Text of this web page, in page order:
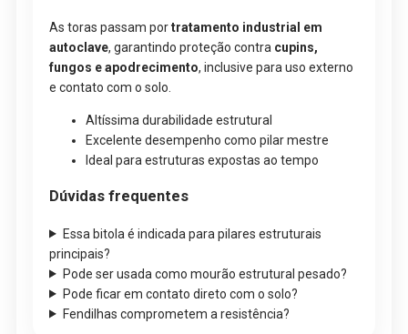
As toras passam portratamento industrial em
autoclave, garantindo proteção contra cupins,
fungos e apodrecimento, inclusive para uso externo
e contato com o solo.
Altíssima durabilidade estrutural
Excelente desempenho como pilar mestre
Ideal para estruturas expostas ao tempo
Dúvidas frequentes
Essa bitola é indicada para pilares estruturais
principais?
Pode ser usada como mourão estrutural pesado?
Pode ficar em contato direto com o solo?
Fendilhas comprometem a resistência?